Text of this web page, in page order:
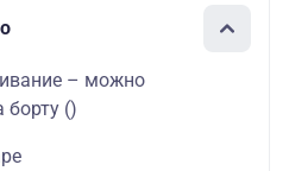
– можно
борту ()